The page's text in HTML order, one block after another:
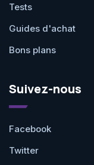
Tests
Guides d'achat
Bons plans
Suivez-nous
Facebook
Twitter